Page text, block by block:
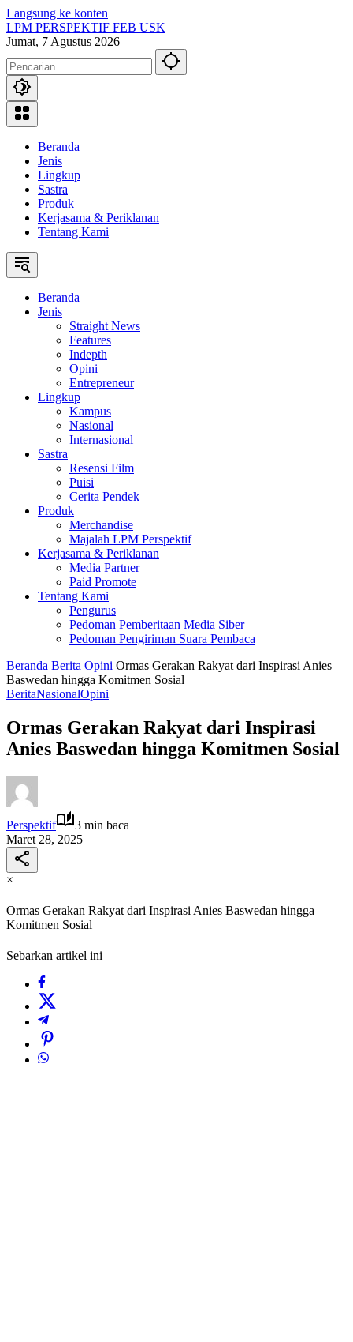
Langsung ke konten
LPM PERSPEKTIF FEB USK
Jumat, 7 Agustus 2026
Beranda
Jenis
Lingkup
Sastra
Produk
Kerjasama & Periklanan
Tentang Kami
Beranda
Jenis
Straight News
Features
Indepth
Opini
Entrepreneur
Lingkup
Kampus
Nasional
Internasional
Sastra
Resensi Film
Puisi
Cerita Pendek
Produk
Merchandise
Majalah LPM Perspektif
Kerjasama & Periklanan
Media Partner
Paid Promote
Tentang Kami
Pengurus
Pedoman Pemberitaan Media Siber
Pedoman Pengiriman Suara Pembaca
Beranda Berita Opini Ormas Gerakan Rakyat dari Inspirasi Anies
Baswedan hingga Komitmen Sosial
BeritaNasionalOpini
Ormas Gerakan Rakyat dari Inspirasi
Anies Baswedan hingga Komitmen Sosial
Perspektif
3 min baca
Maret 28, 2025
×
Ormas Gerakan Rakyat dari Inspirasi Anies Baswedan hingga
Komitmen Sosial
Sebarkan artikel ini